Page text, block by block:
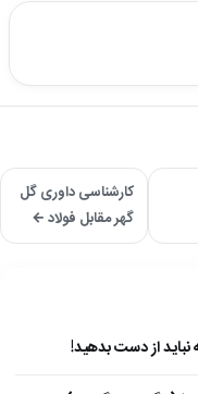
کارشناسی داوری گل
گهر مقابل فولاد ←